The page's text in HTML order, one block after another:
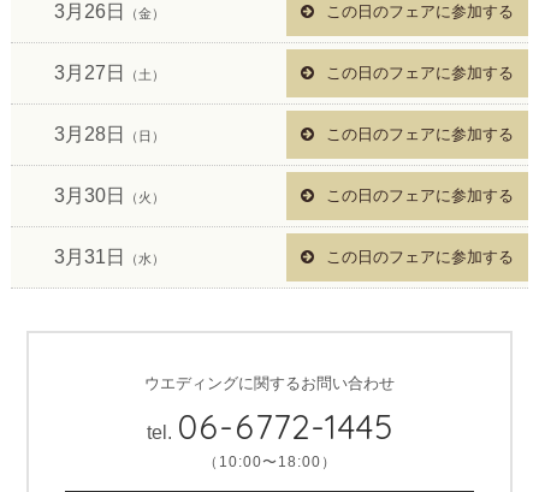
3月26日 （金） この日のフェアに参加する
3月27日 （土） この日のフェアに参加する
3月28日 （日） この日のフェアに参加する
3月30日 （火） この日のフェアに参加する
3月31日 （水） この日のフェアに参加する
ウエディングに関するお問い合わせ
tel. 06-6772-1445
（10:00〜18:00）